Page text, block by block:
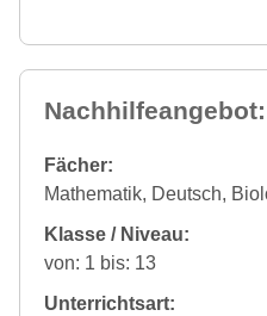
Fächer:
Mathematik, Deutsch,
Klasse / Niveau:
von: 1 bis: 13
Unterrichtsart: